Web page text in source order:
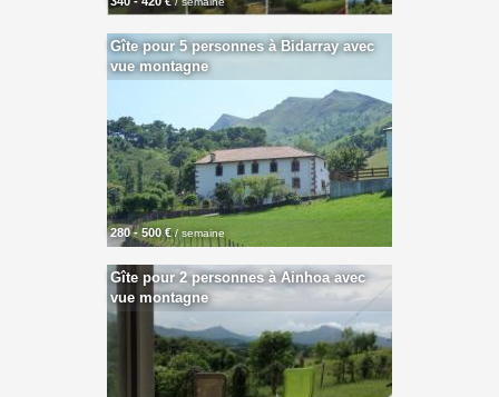
Gîte pour 5 personnes à Bidarray avec
vue montagne
280 - 500 €/ semaine
Gîte pour 2 personnes à Ainhoa avec
vue montagne